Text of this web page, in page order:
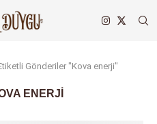
Gönderiler "Kova enerji"
ENERJI